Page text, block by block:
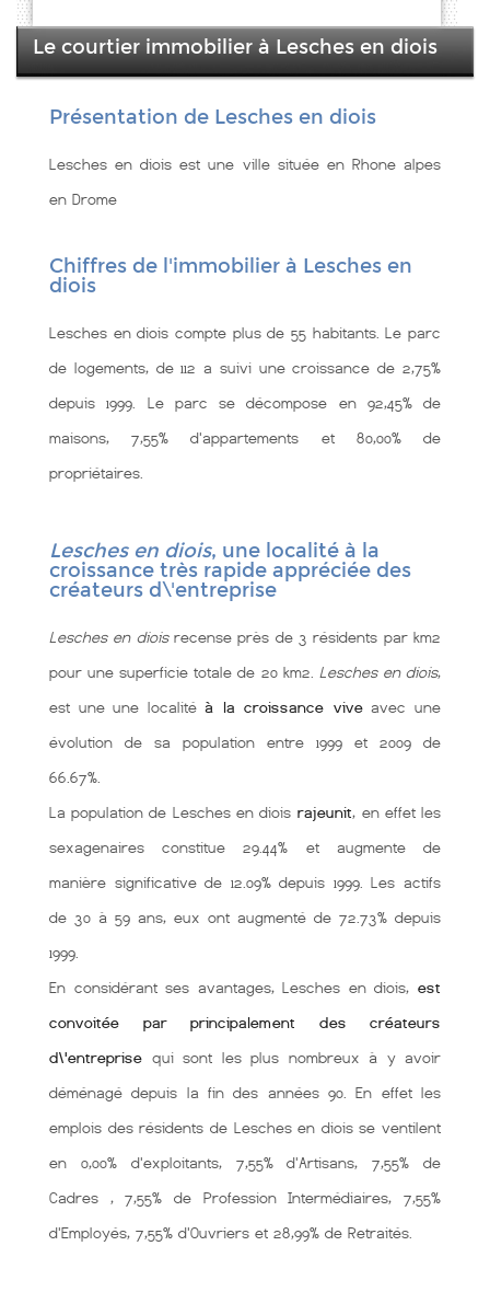
Le courtier immobilier à Lesches en diois
Présentation de Lesches en diois
Lesches en diois est une ville située en Rhone alpes
en Drome
Chiffres de l'immobilier à Lesches en
diois
Lesches en diois compte plus de 55 habitants. Le parc
de logements, de 112 a suivi une croissance de 2,75%
depuis 1999. Le parc se décompose en 92,45% de
maisons, 7,55% d'appartements et 80,00% de
propriétaires.
Lesches en diois, une localité à la
croissance très rapide appréciée des
créateurs d\'entreprise
Lesches en dioisrecense près de 3 résidents par km2
pour une superficie totale de 20 km2. Lesches en diois,
est une une localitéà la croissance viveavec une
évolution de sa population entre 1999 et 2009 de
66.67%.
La population de Lesches en diois rajeunit, en effet les
sexagenaires constitue 29.44% et augmente de
manière significative de 12.09% depuis 1999. Les actifs
de 30 à 59 ans, eux ont augmenté de 72.73% depuis
1999.
En considérant ses avantages, Lesches en diois, est
convoitée par principalement des créateurs
d\'entreprise qui sont les plus nombreux à y avoir
déménagé depuis la fin des années 90. En effet les
emplois des résidents de Lesches en diois se ventilent
en 0,00% d'exploitants, 7,55% d'Artisans, 7,55% de
Cadres , 7,55% de Profession Intermédiaires, 7,55%
d'Employés, 7,55% d'Ouvriers et 28,99% de Retraités.